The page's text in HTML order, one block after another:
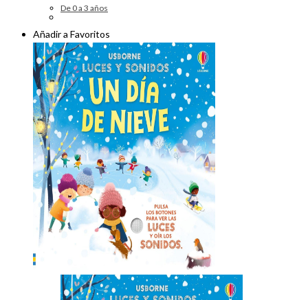
De 0 a 3 años
Añadir a Favoritos